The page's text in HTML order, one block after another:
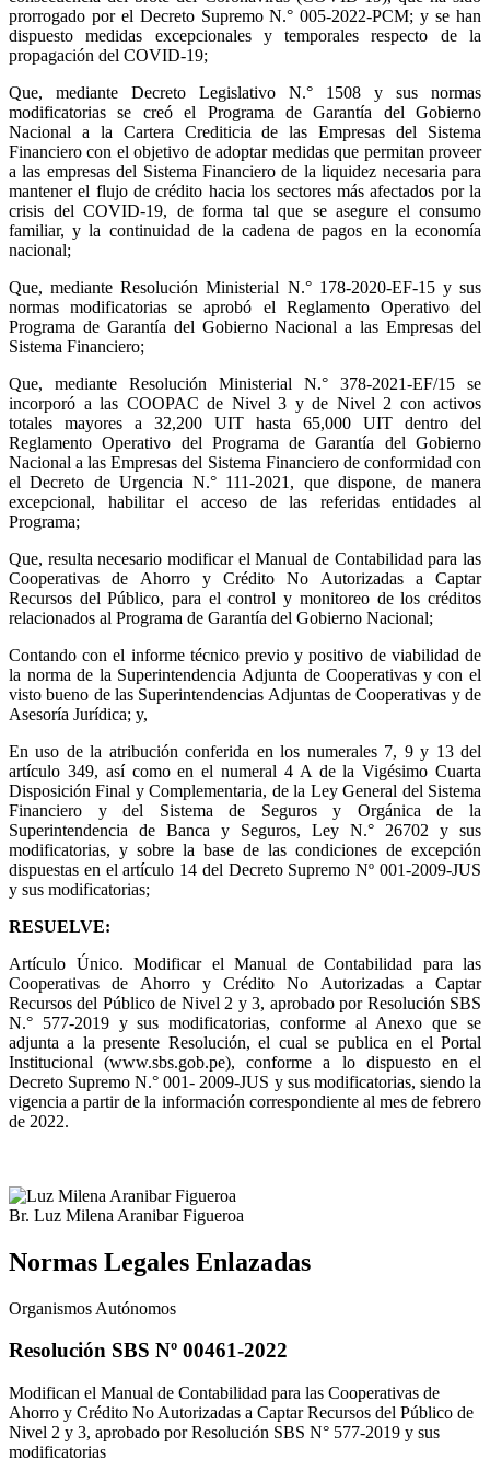
prorrogado por el Decreto Supremo N.° 005-2022-PCM; y se han
dispuesto medidas excepcionales y temporales respecto de la
propagación del COVID-19;
Que, mediante Decreto Legislativo N.° 1508 y sus normas
modificatorias se creó el Programa de Garantía del Gobierno
Nacional a la Cartera Crediticia de las Empresas del Sistema
Financiero con el objetivo de adoptar medidas que permitan proveer
a las empresas del Sistema Financiero de la liquidez necesaria para
mantener el flujo de crédito hacia los sectores más afectados por la
crisis del COVID-19, de forma tal que se asegure el consumo
familiar, y la continuidad de la cadena de pagos en la economía
nacional;
Que, mediante Resolución Ministerial N.° 178-2020-EF-15 y sus
normas modificatorias se aprobó el Reglamento Operativo del
Programa de Garantía del Gobierno Nacional a las Empresas del
Sistema Financiero;
Que, mediante Resolución Ministerial N.° 378-2021-EF/15 se
incorporó a las COOPAC de Nivel 3 y de Nivel 2 con activos
totales mayores a 32,200 UIT hasta 65,000 UIT dentro del
Reglamento Operativo del Programa de Garantía del Gobierno
Nacional a las Empresas del Sistema Financiero de conformidad con
el Decreto de Urgencia N.° 111-2021, que dispone, de manera
excepcional, habilitar el acceso de las referidas entidades al
Programa;
Que, resulta necesario modificar el Manual de Contabilidad para las
Cooperativas de Ahorro y Crédito No Autorizadas a Captar
Recursos del Público, para el control y monitoreo de los créditos
relacionados al Programa de Garantía del Gobierno Nacional;
Contando con el informe técnico previo y positivo de viabilidad de
la norma de la Superintendencia Adjunta de Cooperativas y con el
visto bueno de las Superintendencias Adjuntas de Cooperativas y de
Asesoría Jurídica; y,
En uso de la atribución conferida en los numerales 7, 9 y 13 del
artículo 349, así como en el numeral 4 A de la Vigésimo Cuarta
Disposición Final y Complementaria, de la Ley General del Sistema
Financiero y del Sistema de Seguros y Orgánica de la
Superintendencia de Banca y Seguros, Ley N.° 26702 y sus
modificatorias, y sobre la base de las condiciones de excepción
dispuestas en el artículo 14 del Decreto Supremo Nº 001-2009-JUS
y sus modificatorias;
RESUELVE:
Artículo Único. Modificar el Manual de Contabilidad para las
Cooperativas de Ahorro y Crédito No Autorizadas a Captar
Recursos del Público de Nivel 2 y 3, aprobado por Resolución SBS
N.° 577-2019 y sus modificatorias, conforme al Anexo que se
adjunta a la presente Resolución, el cual se publica en el Portal
Institucional (www.sbs.gob.pe), conforme a lo dispuesto en el
Decreto Supremo N.° 001- 2009-JUS y sus modificatorias, siendo la
vigencia a partir de la información correspondiente al mes de febrero
de 2022.
Br. Luz Milena Aranibar Figueroa
Normas Legales Enlazadas
Organismos Autónomos
Resolución SBS Nº 00461-2022
Modifican el Manual de Contabilidad para las Cooperativas de
Ahorro y Crédito No Autorizadas a Captar Recursos del Público de
Nivel 2 y 3, aprobado por Resolución SBS N° 577-2019 y sus
modificatorias